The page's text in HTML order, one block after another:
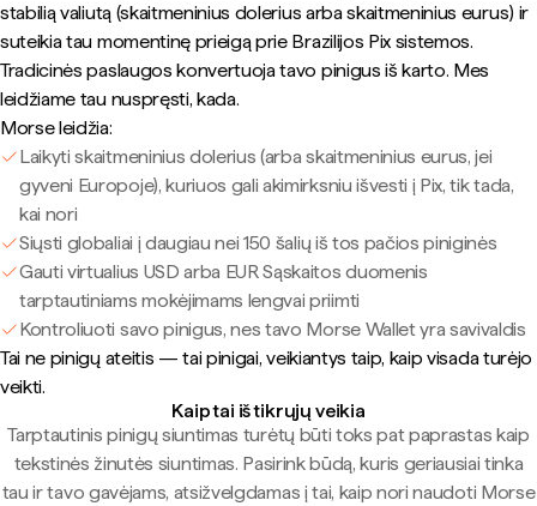
stabilią valiutą (skaitmeninius dolerius arba skaitmeninius eurus) ir
suteikia tau momentinę prieigą prie Brazilijos Pix sistemos.
Tradicinės paslaugos konvertuoja tavo pinigus iš karto. Mes
leidžiame tau nuspręsti, kada.
Morse leidžia:
Laikyti skaitmeninius dolerius (arba skaitmeninius eurus, jei
gyveni Europoje), kuriuos gali akimirksniu išvesti į Pix, tik tada,
kai nori
Siųsti globaliai į daugiau nei 150 šalių iš tos pačios piniginės
Gauti virtualius USD arba EUR Sąskaitos duomenis
tarptautiniams mokėjimams lengvai priimti
Kontroliuoti savo pinigus, nes tavo Morse Wallet yra savivaldis
Tai ne pinigų ateitis — tai pinigai, veikiantys taip, kaip visada turėjo
veikti.
Kaip tai iš tikrųjų veikia
Tarptautinis pinigų siuntimas turėtų būti toks pat paprastas kaip
tekstinės žinutės siuntimas. Pasirink būdą, kuris geriausiai tinka
tau ir tavo gavėjams, atsižvelgdamas į tai, kaip nori naudoti Morse